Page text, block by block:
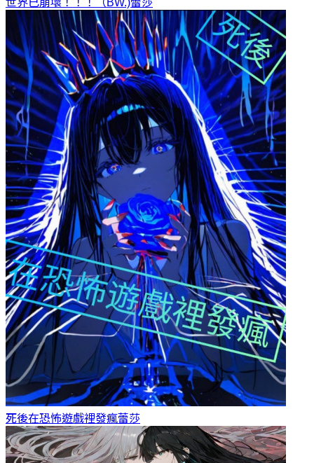
世界已崩壞！！！（BW.)蕾莎
死後在恐怖遊戲裡發瘋蕾莎